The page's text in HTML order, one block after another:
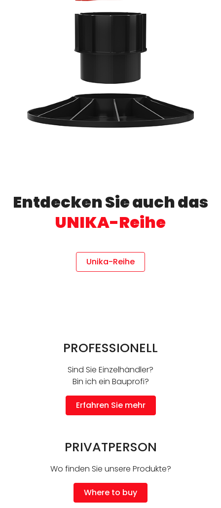
Entdecken Sie auch das
UNIKA-Reihe
Unika-Reihe
PROFESSIONELL
Sind Sie Einzelhändler?
Bin ich ein Bauprofi?
Erfahren Sie mehr
PRIVATPERSON
Wo finden Sie unsere Produkte?
Where to buy